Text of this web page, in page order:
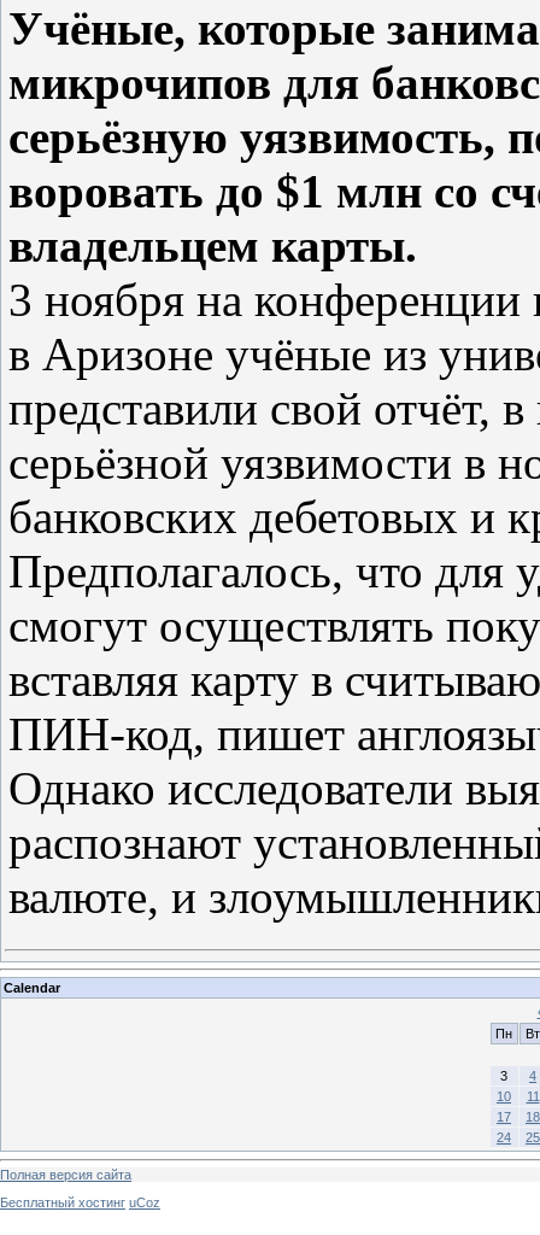
Учёные, которые
микрочипов для
серьёзную уязвимость,
воровать до $1 млн со
владельцем карты.
3 ноября на
в Аризоне учёные из
представили свой отчёт,
серьёзной уязвимости в
банковских дебетовых и
Предполагалось, что для
смогут осуществлять
вставляя карту в
ПИН-код, пишет
Однако исследователи
распознают
валюте, и
Calendar
Пн
Вт
3
4
10
11
17
18
24
25
Полная версия сайта
Бесплатный хостинг uCoz